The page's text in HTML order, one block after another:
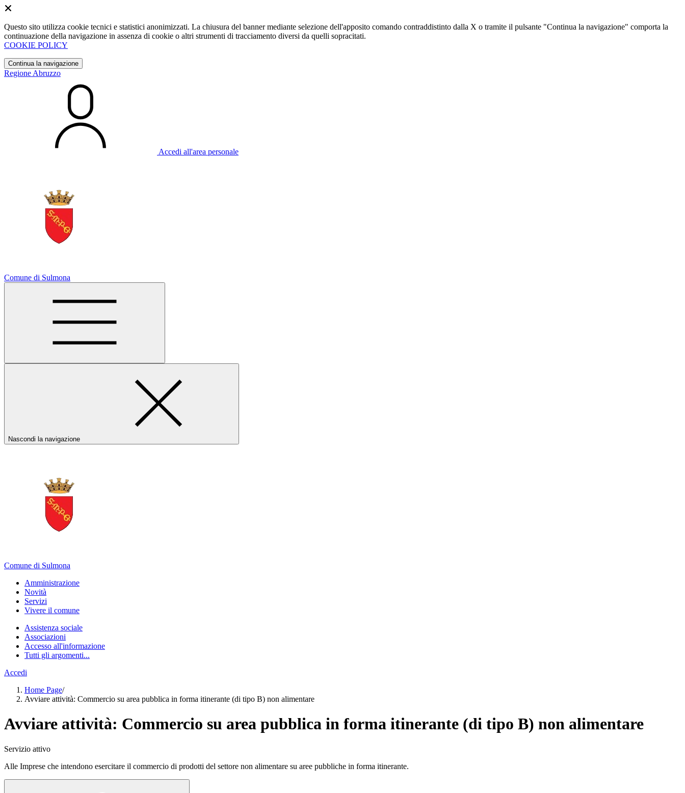
Questo sito utilizza cookie tecnici e statistici anonimizzati. La chiusura del banner mediante selezione dell'apposito comando contraddistinto dalla X o tramite il pulsante "Continua la navigazione" comporta la
continuazione della navigazione in assenza di cookie o altri strumenti di tracciamento diversi da quelli sopracitati.
COOKIE POLICY
Continua la navigazione
Regione Abruzzo
Accedi all'area personale
Comune di Sulmona
Nascondi la navigazione
Comune di Sulmona
Amministrazione
Novità
Servizi
Vivere il comune
Assistenza sociale
Associazioni
Accesso all'informazione
Tutti gli argomenti...
Accedi
Home Page/
Avviare attività: Commercio su area pubblica in forma itinerante (di tipo B) non alimentare
Avviare attività: Commercio su area pubblica in forma itinerante (di tipo B) non alimentare
Servizio attivo
Alle Imprese che intendono esercitare il commercio di prodotti del settore non alimentare su aree pubbliche in forma itinerante.